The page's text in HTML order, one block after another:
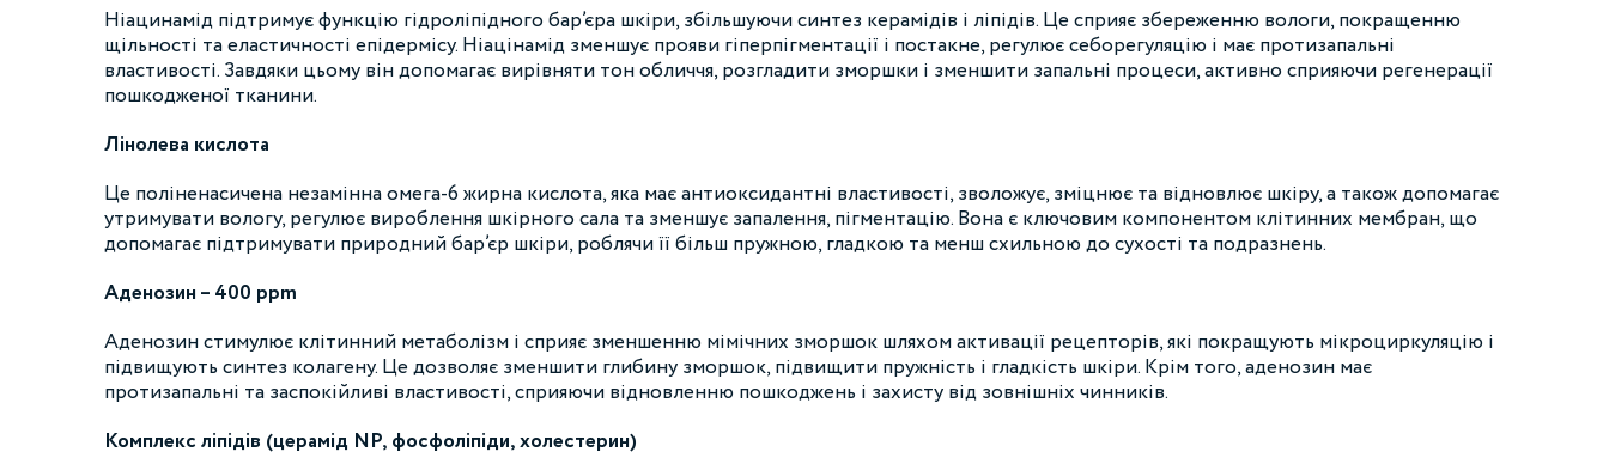
Ніацинамід підтримує функцію гідроліпідного бар’єра шкіри, збільшуючи синтез керамідів і ліпідів. Це сприяє збереженню вологи, покращенню
щільності та еластичності епідермісу. Ніацінамід зменшує прояви гіперпігментації і постакне, регулює себорегуляцію і має протизапальні
властивості. Завдяки цьому він допомагає вирівняти тон обличчя, розгладити зморшки і зменшити запальні процеси, активно сприяючи регенерації
пошкодженої тканини.
Лінолева кислота
Це поліненасичена незамінна омега-6 жирна кислота, яка має антиоксидантні властивості, зволожує, зміцнює та відновлює шкіру, а також допомагає
утримувати вологу, регулює вироблення шкірного сала та зменшує запалення, пігментацію. Вона є ключовим компонентом клітинних мембран, що
допомагає підтримувати природний бар’єр шкіри, роблячи її більш пружною, гладкою та менш схильною до сухості та подразнень.
Аденозин – 400 ppm
Аденозин стимулює клітинний метаболізм і сприяє зменшенню мімічних зморшок шляхом активації рецепторів, які покращують мікроциркуляцію і
підвищують синтез колагену. Це дозволяє зменшити глибину зморшок, підвищити пружність і гладкість шкіри. Крім того, аденозин має
протизапальні та заспокійливі властивості, сприяючи відновленню пошкоджень і захисту від зовнішніх чинників.
Комплекс ліпідів (церамід NP, фосфоліпіди, холестерин)